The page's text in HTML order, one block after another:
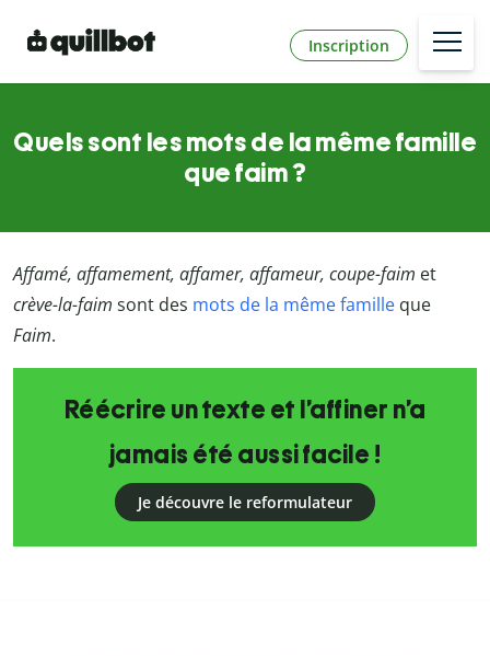
Inscription
Quels sont les mots de la même famille
que faim ?
Affamé, affamement, affamer, affameur, coupe-faim et
crève-la-faim sont des mots de la même famille que
Faim.
Réécrire un texte et l’affiner n’a
jamais été aussi facile !
Je découvre le reformulateur